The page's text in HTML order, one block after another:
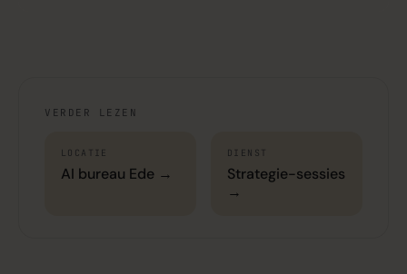
VERDER LEZEN
LOCATIE
AI bureau Ede →
DIENST
Strategie-sessies
→